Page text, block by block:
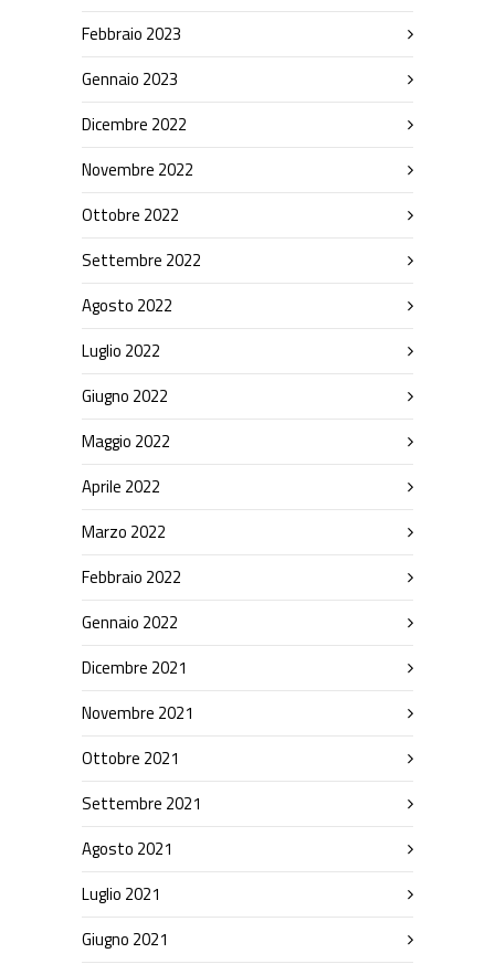
Febbraio 2023
Gennaio 2023
Dicembre 2022
Novembre 2022
Ottobre 2022
Settembre 2022
Agosto 2022
Luglio 2022
Giugno 2022
Maggio 2022
Aprile 2022
Marzo 2022
Febbraio 2022
Gennaio 2022
Dicembre 2021
Novembre 2021
Ottobre 2021
Settembre 2021
Agosto 2021
Luglio 2021
Giugno 2021